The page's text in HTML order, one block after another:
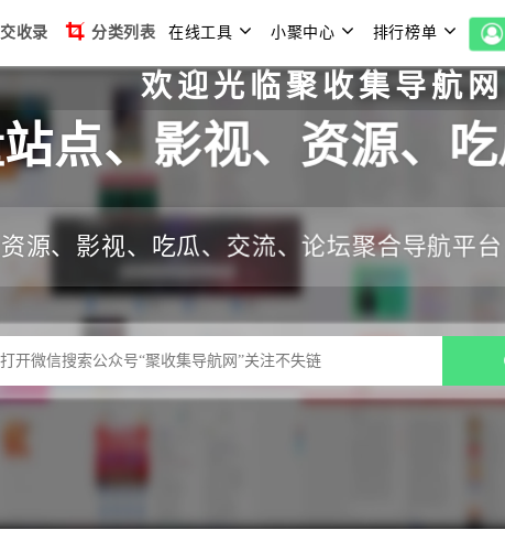
收录 分类列表 在线工具 小聚中心 排行榜单
迎光临聚收集导航网，本站
点、影视、资源、
源、影视、吃瓜、交流、论坛聚合导航平